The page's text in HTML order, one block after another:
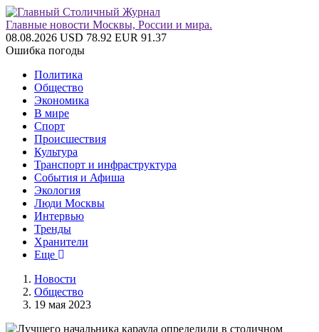
Главные новости Москвы, России и мира.
08.08.2026 USD 78.92 EUR 91.37
Ошибка погоды
Политика
Общество
Экономика
В мире
Спорт
Происшествия
Культура
Транспорт и инфраструктура
События и Афиша
Экология
Люди Москвы
Интервью
Тренды
Хранители
Еще
Новости
Общество
19 мая 2023